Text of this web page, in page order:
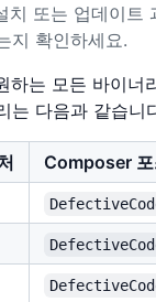
치 또는 업데이트
지 확인하세요.
하는 모든 바이너
는 다음과 같습니
Composer 포